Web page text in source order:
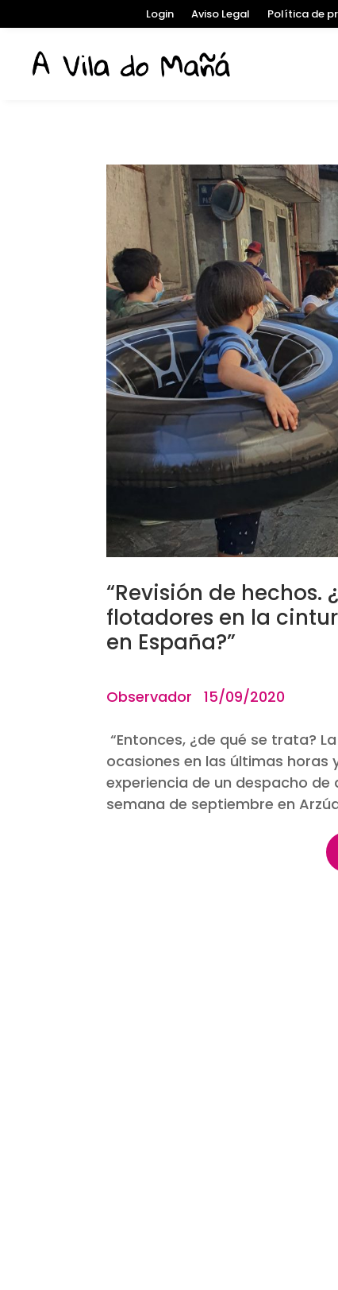
Login Aviso Legal Política de
“Revisión de hechos.
flotadores en la
en España?”
“Entonces, ¿de qué se trata?
ocasiones en las últimas horas
experiencia de un despacho
semana de septiembre en